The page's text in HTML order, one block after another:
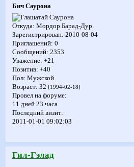
Бич Саурона
Откуда: Мордор.Барад-Дур.
Зарегистрирован: 2010-08-04
Приглашений: 0
Сообщений: 2353
Уважение: +21
Позитив: +40
Пол: Мужской
Возраст: 32 [1994-02-18]
Провел на форуме:
11 дней 23 часа
Последний визит:
2011-01-01 09:02:03
Гил-Гэлад